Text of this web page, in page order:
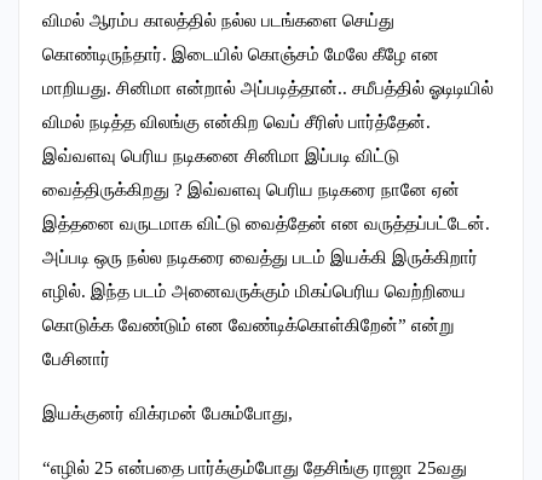
விமல் ஆரம்ப காலத்தில் நல்ல படங்களை செய்து
கொண்டிருந்தார். இடையில் கொஞ்சம் மேலே கீழே என
மாறியது. சினிமா என்றால் அப்படித்தான்.. சமீபத்தில் ஓடிடியில்
விமல் நடித்த விலங்கு என்கிற வெப் சீரிஸ் பார்த்தேன்.
இவ்வளவு பெரிய நடிகனை சினிமா இப்படி விட்டு
வைத்திருக்கிறது ? இவ்வளவு பெரிய நடிகரை நானே ஏன்
இத்தனை வருடமாக விட்டு வைத்தேன் என வருத்தப்பட்டேன்.
அப்படி ஒரு நல்ல நடிகரை வைத்து படம் இயக்கி இருக்கிறார்
எழில். இந்த படம் அனைவருக்கும் மிகப்பெரிய வெற்றியை
கொடுக்க வேண்டும் என வேண்டிக்கொள்கிறேன்” என்று
பேசினார்
இயக்குனர் விக்ரமன் பேசும்போது,
“எழில் 25 என்பதை பார்க்கும்போது தேசிங்கு ராஜா 25வது